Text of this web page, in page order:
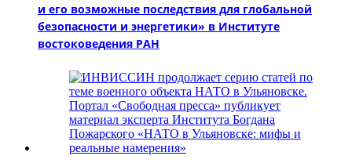
и его возможные последствия для глобальной
безопасности и энергетики» в Институте
востоковедения РАН